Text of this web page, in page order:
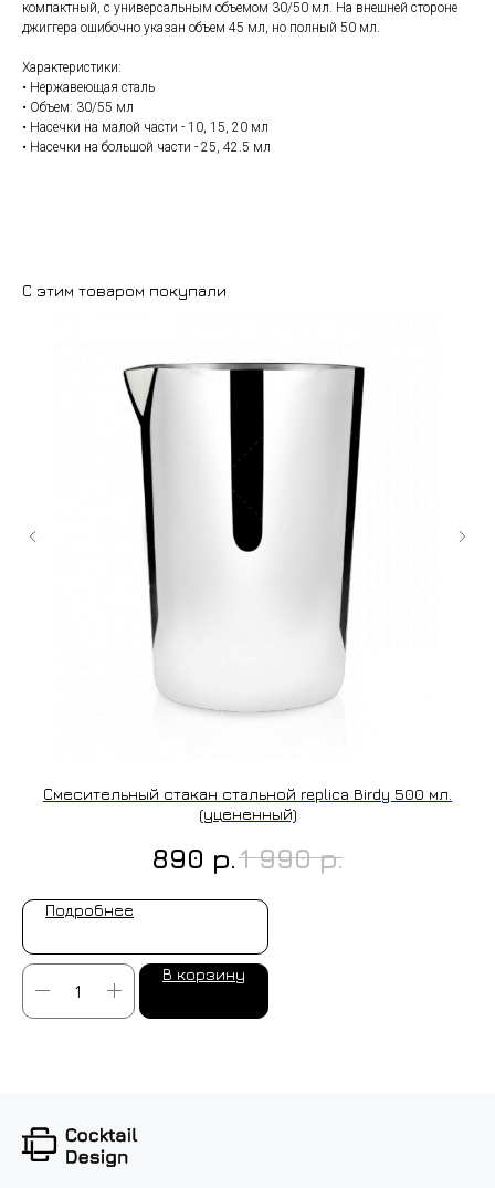
компактный, с универсальным объемом 30/50 мл. На внешней стороне
джиггера ошибочно указан объем 45 мл, но полный 50 мл.
Характеристики:
• Нержавеющая сталь
• Объем: 30/55 мл
• Насечки на малой части - 10, 15, 20 мл
• Насечки на большой части - 25, 42.5 мл
С этим товаром покупали
Смесительный стакан стальной replica Birdy 500 мл.
(уцененный)
890 р.1 990 р.
Подробнее
В корзину